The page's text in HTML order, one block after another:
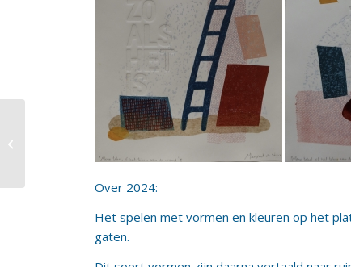
Over 2024:
Het spelen met vormen en kleuren op het
gaten.